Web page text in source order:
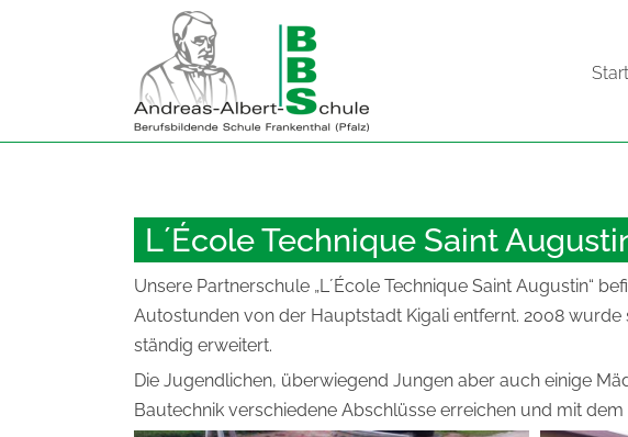
L´École Technique Saint
Unsere Partnerschule „L´École Technique Saint Augustin“
Autostunden von der Hauptstadt Kigali entfernt. 2008
ständig erweitert.
Die Jugendlichen, überwiegend Jungen aber auch einige
Bautechnik verschiedene Abschlüsse erreichen und mit